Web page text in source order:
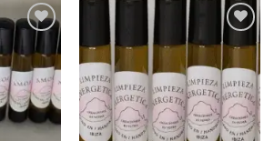
Añadir
a la
lista de
deseos
Añadir
lista de
deseos